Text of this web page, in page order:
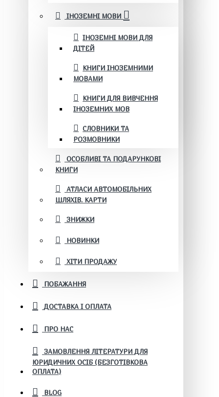
ІНОЗЕМНІ МОВИ
ІНОЗЕМНІ МОВИ ДЛЯ
ДІТЕЙ
КНИГИ ІНОЗЕМНИМИ
МОВАМИ
КНИГИ ДЛЯ ВИВЧЕННЯ
ІНОЗЕМНИХ МОВ
СЛОВНИКИ ТА
РОЗМОВНИКИ
ОСОБЛИВІ ТА ПОДАРУНКОВІ
КНИГИ
АТЛАСИ АВТОМОБІЛЬНИХ
ШЛЯХІВ. КАРТИ
ЗНИЖКИ
НОВИНКИ
ХІТИ ПРОДАЖУ
ПОБАЖАННЯ
ДОСТАВКА І ОПЛАТА
ПРО НАС
ЗАМОВЛЕННЯ ЛІТЕРАТУРИ ДЛЯ
ЮРИДИЧНИХ ОСІБ (БЕЗГОТІВКОВА
ОПЛАТА)
BLOG